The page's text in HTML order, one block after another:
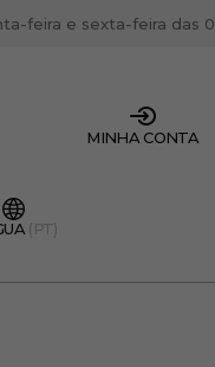
feira e sexta-feira das
MINHA CONTA
(PT)